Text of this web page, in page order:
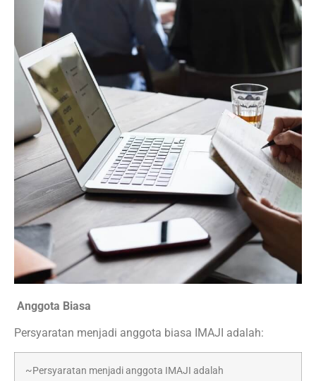
Anggota Biasa
Persyaratan menjadi anggota biasa IMAJI adalah:
~Persyaratan menjadi anggota IMAJI adalah